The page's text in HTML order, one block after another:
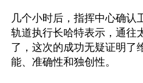
几个小时后，指挥中心确认
轨道执行长哈特表示，通往
了，这次的成功无疑证明了
能、准确性和独创性。